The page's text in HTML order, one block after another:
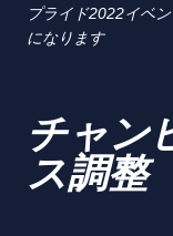
プライド2022イベ
になります
チャン
ス調整